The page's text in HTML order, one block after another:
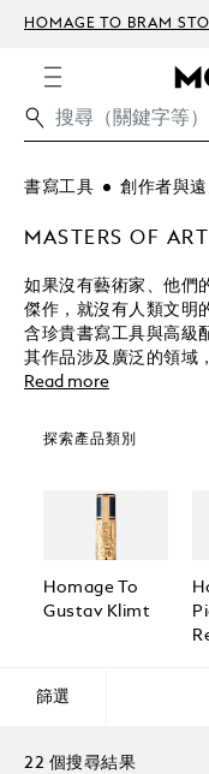
HOMAGE TO BRAM
書寫工具 創作者與
MASTERS OF ART
如果沒有藝術家、他們
傑作，就沒有人類文明
含珍貴書寫工具與高級
其作品涉及廣泛的領域
蓋文藝復興時期、巴洛
Read more
探索產品類別
Homage To
Gustav Klimt
篩選
22 個搜尋結果